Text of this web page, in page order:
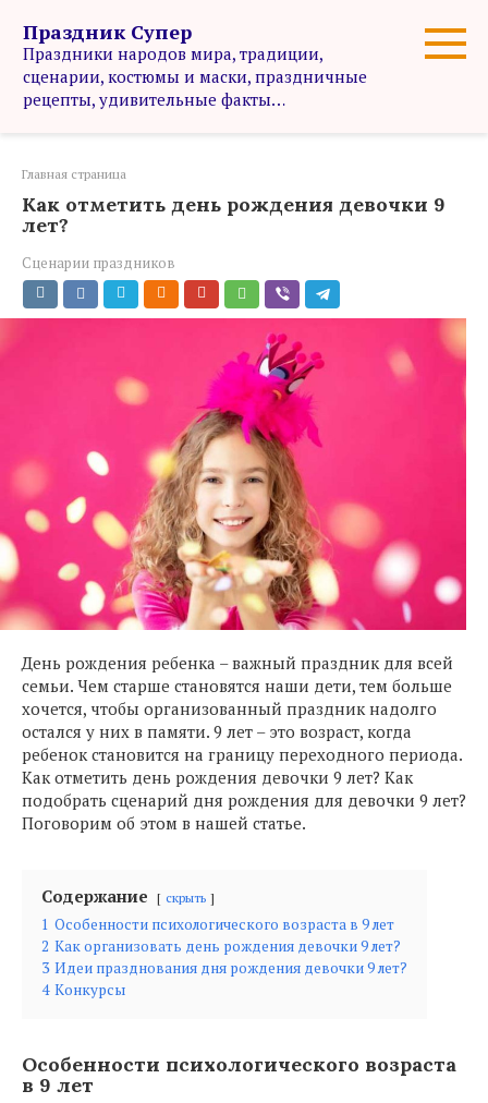
контенту
Праздник Супер
Праздники народов мира, традиции,
сценарии, костюмы и маски, праздничные
рецепты, удивительные факты…
Главная страница
Как отметить день рождения девочки 9
лет?
Сценарии праздников
День рождения ребенка – важный праздник для всей
семьи. Чем старше становятся наши дети, тем больше
хочется, чтобы организованный праздник надолго
остался у них в памяти. 9 лет – это возраст, когда
ребенок становится на границу переходного периода.
Как отметить день рождения девочки 9 лет? Как
подобрать сценарий дня рождения для девочки 9 лет?
Поговорим об этом в нашей статье.
Содержание скрыть
1 Особенности психологического возраста в 9 лет
2 Как организовать день рождения девочки 9 лет?
3 Идеи празднования дня рождения девочки 9 лет?
4 Конкурсы
Особенности психологического возраста
в 9 лет